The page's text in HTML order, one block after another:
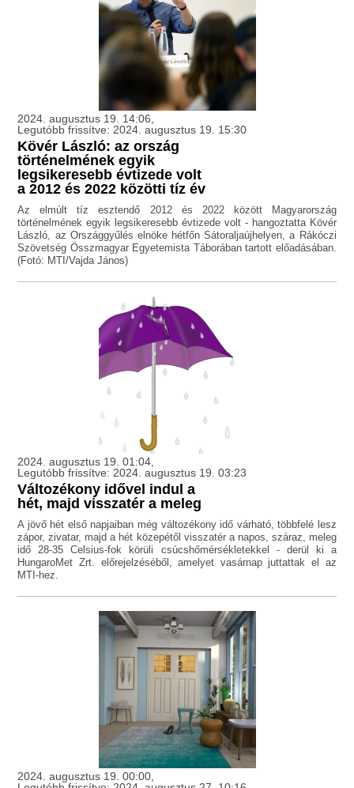
2024. augusztus 19. 14:06,
Legutóbb frissítve: 2024. augusztus 19. 15:30
Kövér László: az ország
történelmének egyik
legsikeresebb évtizede volt
a 2012 és 2022 közötti tíz év
Az elmúlt tíz esztendő 2012 és 2022 között Magyarország
történelmének egyik legsikeresebb évtizede volt - hangoztatta Kövér
László, az Országgyűlés elnöke hétfőn Sátoraljaújhelyen, a Rákóczi
Szövetség Összmagyar Egyetemista Táborában tartott előadásában.
(Fotó: MTI/Vajda János)
2024. augusztus 19. 01:04,
Legutóbb frissítve: 2024. augusztus 19. 03:23
Változékony idővel indul a
hét, majd visszatér a meleg
A jövő hét első napjaiban még változékony idő várható, többfelé lesz
zápor, zivatar, majd a hét közepétől visszatér a napos, száraz, meleg
idő 28-35 Celsius-fok körüli csúcshőmérsékletekkel - derül ki a
HungaroMet Zrt. előrejelzéséből, amelyet vasárnap juttattak el az
MTI-hez.
2024. augusztus 19. 00:00,